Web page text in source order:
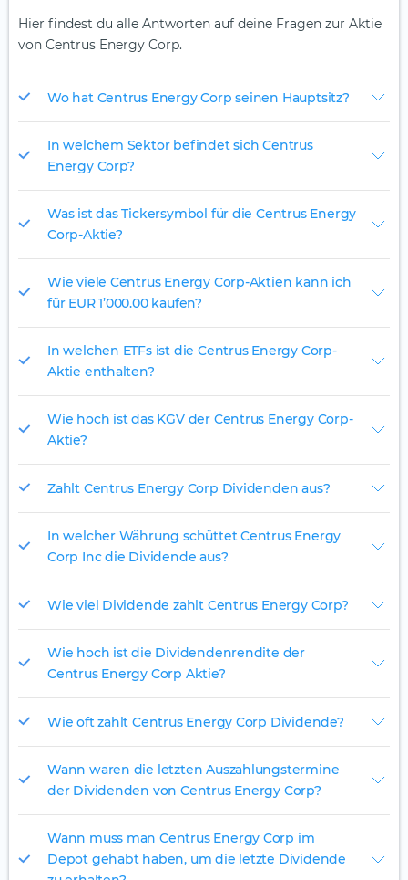
Hier findest du alle Antworten auf deine Fragen zur Aktie
von Centrus Energy Corp.
Wo hat Centrus Energy Corp seinen Hauptsitz?
In welchem Sektor befindet sich Centrus
Energy Corp?
Was ist das Tickersymbol für die Centrus Energy
Corp-Aktie?
Wie viele Centrus Energy Corp-Aktien kann ich
für EUR 1’000.00 kaufen?
In welchen ETFs ist die Centrus Energy Corp-
Aktie enthalten?
Wie hoch ist das KGV der Centrus Energy Corp-
Aktie?
Zahlt Centrus Energy Corp Dividenden aus?
In welcher Währung schüttet Centrus Energy
Corp Inc die Dividende aus?
Wie viel Dividende zahlt Centrus Energy Corp?
Wie hoch ist die Dividendenrendite der
Centrus Energy Corp Aktie?
Wie oft zahlt Centrus Energy Corp Dividende?
Wann waren die letzten Auszahlungstermine
der Dividenden von Centrus Energy Corp?
Wann muss man Centrus Energy Corp im
Depot gehabt haben, um die letzte Dividende